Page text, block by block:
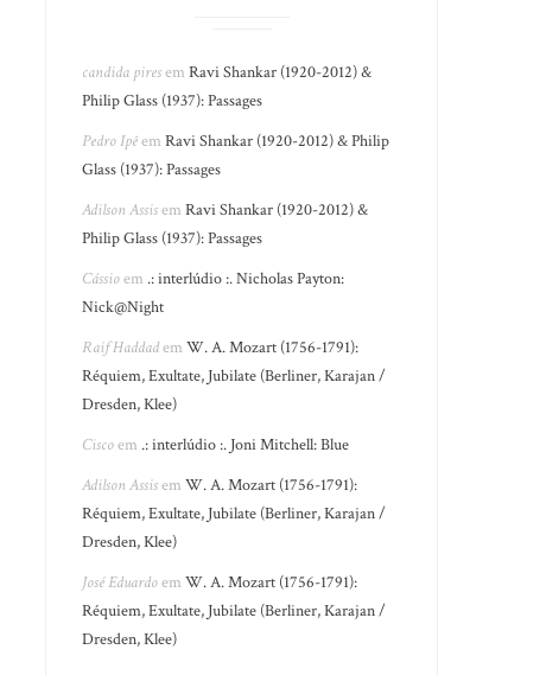
candida piresemRavi Shankar (1920-2012) &
Philip Glass (1937): Passages
Pedro IpêemRavi Shankar (1920-2012) & Philip
Glass (1937): Passages
Adilson AssisemRavi Shankar (1920-2012) &
Philip Glass (1937): Passages
Cássioem .: interlúdio :. Nicholas Payton:
Nick@Night
Raif HaddademW. A. Mozart (1756-1791):
Réquiem, Exultate, Jubilate (Berliner, Karajan /
Dresden, Klee)
Ciscoem .: interlúdio :. Joni Mitchell: Blue
Adilson AssisemW. A. Mozart (1756-1791):
Réquiem, Exultate, Jubilate (Berliner, Karajan /
Dresden, Klee)
José EduardoemW. A. Mozart (1756-1791):
Réquiem, Exultate, Jubilate (Berliner, Karajan /
Dresden, Klee)